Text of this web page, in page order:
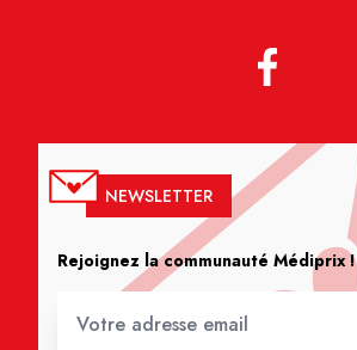
NEWSLETTER
Rejoignez la communauté Médiprix !